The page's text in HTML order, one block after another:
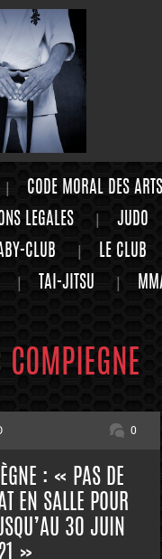
CODE MORAL DES
LEGALES JUDO
CLUB LE CLUB
TAI-JITSU
COMPIEGNE
0
: « PAS DE
EN SALLE POUR
30 JUIN
»